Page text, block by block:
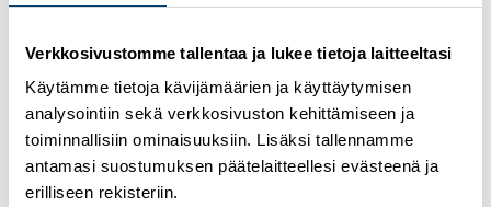
Verkkosivustomme tallentaa ja lukee tietoja laitteeltasi
Käytämme tietoja kävijämäärien ja käyttäytymisen
analysointiin sekä verkkosivuston kehittämiseen ja
toiminnallisiin ominaisuuksiin. Lisäksi tallennamme
antamasi suostumuksen päätelaitteellesi evästeenä ja
erilliseen rekisteriin.
”Suurin syy heikkoon tulokseen löytyy sukan ja pipon
normaalisti, joten ylämäet, jotka ovat normaalisti oma
Kansainvälinen kilpailukausi jatkuu Inkki Inolalla ja
Arttu Kaariolla maaliskuussa Pekingin
paralympialaissa, jossa päämatka on perinteisen 20
kilometrin kilpailu.